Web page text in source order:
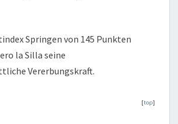
Springen von 145 Punkten
la Silla seine
Vererbungskraft.
[top]